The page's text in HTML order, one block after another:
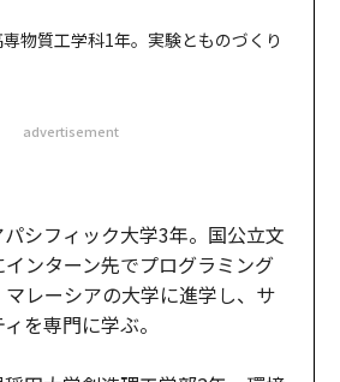
物質工学科1年。実験とものづくり
advertisement
シフィック大学3年。国公立文
ンターン先でプログラミング
レーシアの大学に進学し、サ
を専門に学ぶ。